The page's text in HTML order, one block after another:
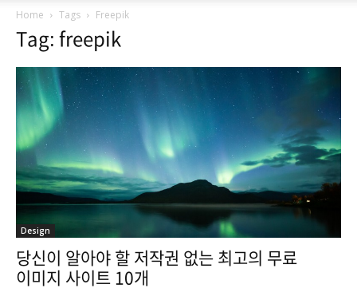
Home Tags Freepik
Tag: freepik
Design
당신이 알아야 할 저작권 없는 최고의 무료
이미지 사이트 10개